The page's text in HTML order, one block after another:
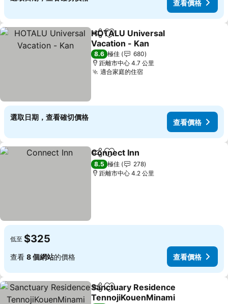
查看價格
分享 放到收藏夾
HOTALU Universal
Vacation - Kan
查看價格
8.6 極佳
680
距離市中心 4.7 公里
適合家庭的住宿查看價格
選取日期，查看確切價格
查看價格
分享 放到收藏夾
Connect Inn
8.5 極佳
278
距離市中心 4.2 公里
低至 $325
查看 8 個網站的價格 查看價格
分享 放到收藏夾
Sanctuary Residence
TennojiKouenMinami